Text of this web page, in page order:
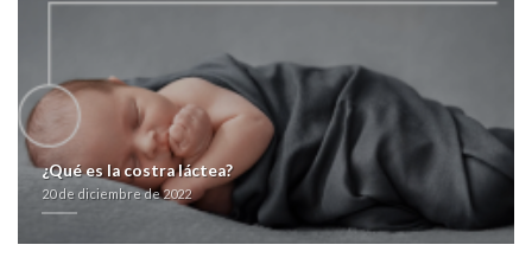
¿Qué es la costra láctea?
20 de diciembre de 2022